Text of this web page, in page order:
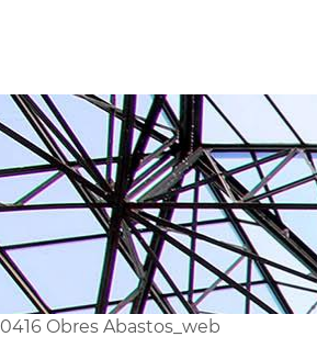
0416 Obres Abastos_web